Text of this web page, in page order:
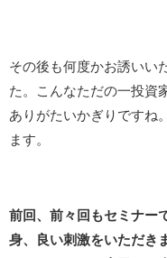
その後も何度かお誘いい
た。こんなただの一投資
ありがたいかぎりですね
ます。
前回、前々回もセミナー
身、良い刺激をいただき